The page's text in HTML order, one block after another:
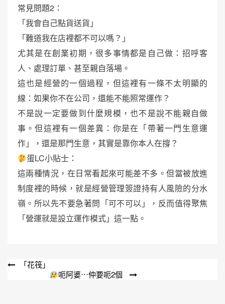
常見問題2：
「我會自己點貨送貨」
「難道我在店裡都不可以嗎？」
尤其是在創業初期，很多事情都是自己做：招呼客
人、處理訂單、甚至親自落場。
這也是經營的一個過程，但這裡有一條不太明顯的
線：如果你不在公司，還能不能照常運作？
不是說一定要做到什麼規模，也不是說不能親自做
事。但這裡有一個差異：你是在「帶著一門生意運
作」，還是那門生意，其實是靠你本人在撐？
蛋LC小貼士：
這兩種情況，在日常看起來可能差不多。但當被放進
制度裡的時候，就是經營管理簽證持有人風險的分水
嶺。所以先不要急著問「可不可以」，反而值得聚焦
「營運就是設立運作模式」這一點。
文
「花筏」
呃阿婆⋯仲要呃2個